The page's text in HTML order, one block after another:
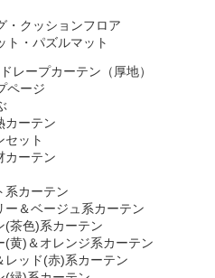
・クッションフロア
ト・パズルマット
ドレープカーテン（厚地）
ページ
カーテン
セット
カーテン
系カーテン
ー＆ベージュ系カーテン
(茶色)系カーテン
(黄)＆オレンジ系カーテン
レッド(赤)系カーテン